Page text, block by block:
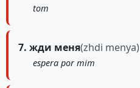
tom
7. жди меня(zhdi menya)
espera por mim